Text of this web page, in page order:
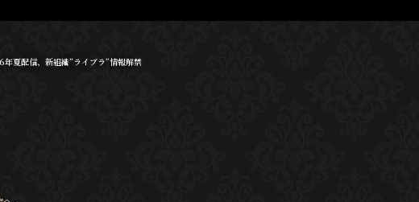
夏配信、新組織”ライブラ”情報解禁